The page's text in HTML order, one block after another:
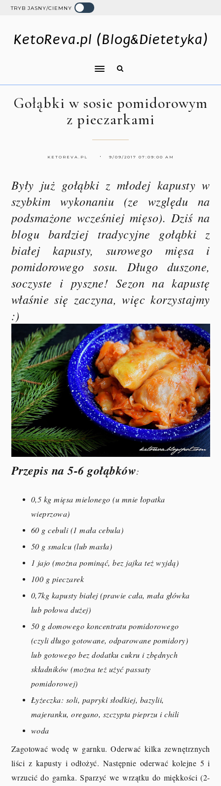
TRYB JASNY/CIEMNY
KetoReva.pl (Blog&Dietetyka)
Gołąbki w sosie pomidorowym
z pieczarkami
KETOREVA.PL 9/09/2017 07:09:00 AM
Były już gołąbki z młodej kapusty w
szybkim wykonaniu (ze względu na
podsmażone wcześniej mięso). Dziś na
blogu bardziej tradycyjne gołąbki z
białej kapusty, surowego mięsa i
pomidorowego sosu. Długo duszone,
soczyste i pyszne! Sezon na kapustę
właśnie się zaczyna, więc korzystajmy
:)
Przepis na 5-6 gołąbków:
0,5 kg mięsa mielonego (u mnie łopatka
wieprzowa)
60 g cebuli (1 mała cebula)
50 g smalcu (lub masła)
1 jajo (można pominąć, bez jajka też wyjdą)
100 g pieczarek
0,7kg kapusty białej (prawie cała, mała główka
lub połowa dużej)
50 g domowego koncentratu pomidorowego
(czyli długo gotowane, odparowane pomidory)
lub gotowego bez dodatku cukru i zbędnych
składników (można też użyć passaty
pomidorowej)
Łyżeczka: soli, papryki słodkiej, bazylii,
majeranku, oregano, szczypta pieprzu i chili
woda
Zagotować wodę w garnku. Oderwać kilka zewnętrznych
liści z kapusty i odłożyć. Następnie oderwać kolejne 5 i
wrzucić do garnka. Sparzyć we wrzątku do miękkości (2-